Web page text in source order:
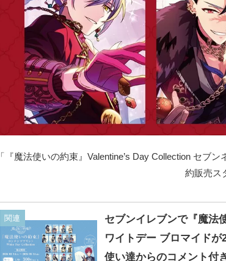
「『魔法使いの約束』Valentine’s Day Collection セブ
約販売ス
関連
セブンイレブンで『魔法
ワイトデー ブロマイドが
使い達からのコメント付